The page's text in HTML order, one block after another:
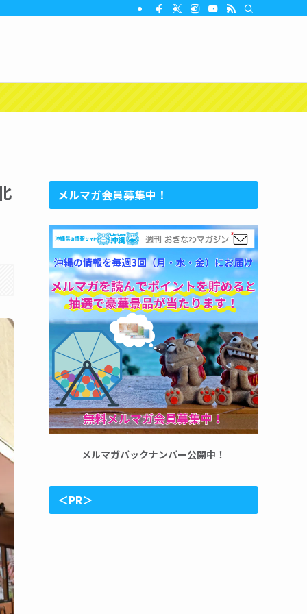
メルマガ会員募集中！
メルマガバックナンバー公開中！
＜PR＞